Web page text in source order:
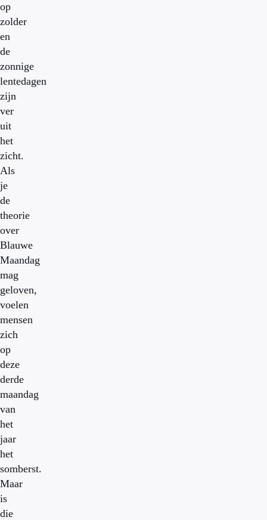
op
zolder
en
de
zonnige
lentedagen
zijn
ver
uit
het
zicht.
Als
je
de
theorie
over
Blauwe
Maandag
mag
geloven,
voelen
mensen
zich
op
deze
derde
maandag
van
het
jaar
het
somberst.
Maar
is
die